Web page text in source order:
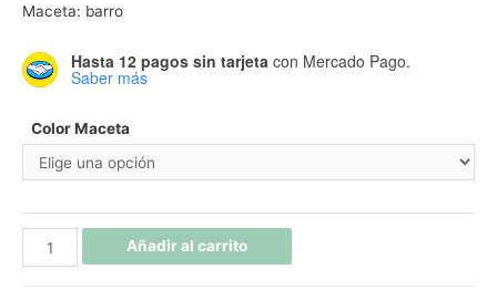
Maceta: barro
Hasta 12 pagos sin tarjeta con Mercado Pago.
Saber más
Color Maceta
Añadir al carrito